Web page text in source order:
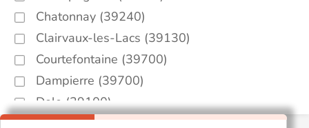
Chatonnay (39240)
Clairvaux-les-Lacs (39130)
Courtefontaine (39700)
Dampierre (39700)
Dole (39100)
Les Rousses (39220)